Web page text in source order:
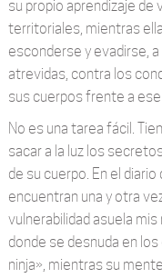
su propio aprendizaje de
territoriales, mientras
esconderse y evadirse,
atrevidas, contra los
sus cuerpos frente a
No es una tarea fácil.
sacar a la luz los
de su cuerpo. En el
encuentran una y otra
vulnerabilidad asuela
donde se desnuda en
ninja», mientras su